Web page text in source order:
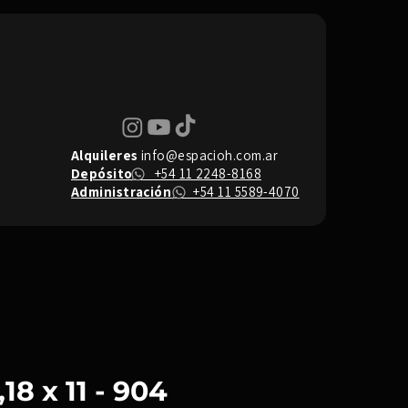
Alquileres info@espacioh.com.ar
Depósito+54 11 2248-8168
Administración+54 11 5589-4070
x 11 - 904